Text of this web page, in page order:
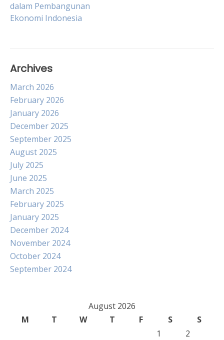
navigation
dalam Pembangunan
Ekonomi Indonesia
Archives
March 2026
February 2026
January 2026
December 2025
September 2025
August 2025
July 2025
June 2025
March 2025
February 2025
January 2025
December 2024
November 2024
October 2024
September 2024
August 2026
M
T W T F S
S
1
2